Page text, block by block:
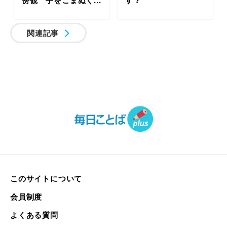
関連記事
このサイトについて
会員制度
よくある質問